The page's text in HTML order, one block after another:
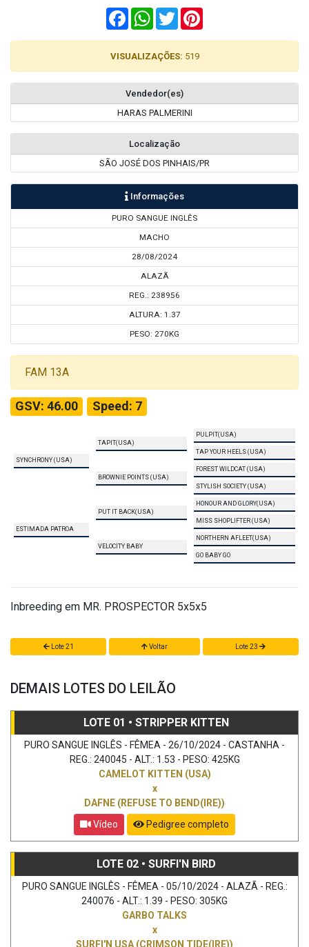
FacebookWhatsApp
Twitter
VISUALIZAÇÕES: 519
Vendedor(es)
HARAS PALMERINI
Localização
SÃO JOSÉ DOS PINHAIS/PR
Informações
PURO SANGUE INGLÊS
MACHO
28/08/2024
ALAZÃ
REG.: 238956
ALTURA: 1.37
PESO: 270KG
FAM 13A
GSV: 46.00 Speed: 7
SYNCHRONY (USA)
TAPIT(USA)
PULPIT(USA)
TAP YOUR HEELS (USA)
BROWNIE POINTS (USA)
FOREST WILDCAT (USA)
STYLISH SOCIETY (USA)
ESTIMADA PATROA
PUT IT BACK(USA)
HONOUR AND GLORY(USA)
MISS SHOPLIFTER (USA)
VELOCITY BABY
NORTHERN AFLEET(USA)
GO BABY GO
Inbreeding em MR. PROSPECTOR 5x5x5
Lote 21 Voltar Lote 23
DEMAIS LOTES DO LEILÃO
LOTE 01 • STRIPPER KITTEN
PURO SANGUE INGLÊS - FÊMEA - 26/10/2024 - CASTANHA -
REG.: 240045 - ALT.: 1.53 - PESO: 425KG
CAMELOT KITTEN (USA)
x
DAFNE (REFUSE TO BEND(IRE))
Vídeo
Pedigree completo
LOTE 02 • SURFI'N BIRD
PURO SANGUE INGLÊS - FÊMEA - 05/10/2024 - ALAZÃ - REG.:
240076 - ALT.: 1.39 - PESO: 305KG
GARBO TALKS
x
SURFI'N USA (CRIMSON TIDE(IRE))